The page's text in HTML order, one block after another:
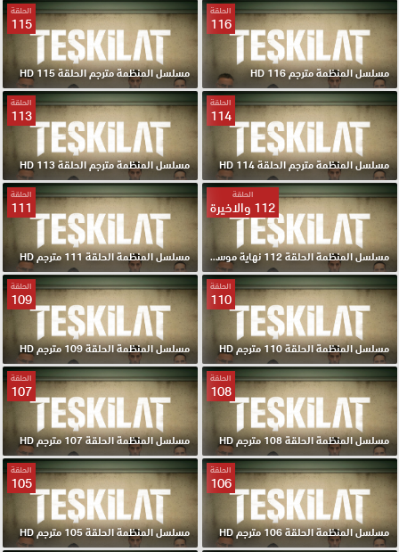
الحلقة
116
مسلسل المنظمة مترجم 116 HD
الحلقة
115
مسلسل المنظمة مترجم الحلقة 115 HD
الحلقة
114
مسلسل المنظمة مترجم الحلقة 114 HD
الحلقة
113
مسلسل المنظمة مترجم الحلقة 113 HD
الحلقة
112 والاخيرة
مسلسل المنظمة الحلقة 112 نهاية موسم مترجم HD
الحلقة
111
مسلسل المنظمة الحلقة 111 مترجم HD
الحلقة
110
مسلسل المنظمة الحلقة 110 مترجم HD
الحلقة
109
مسلسل المنظمة الحلقة 109 مترجم HD
الحلقة
108
مسلسل المنظمة الحلقة 108 مترجم HD
الحلقة
107
مسلسل المنظمة الحلقة 107 مترجم HD
الحلقة
106
مسلسل المنظمة الحلقة 106 مترجم HD
الحلقة
105
مسلسل المنظمة الحلقة 105 مترجم HD